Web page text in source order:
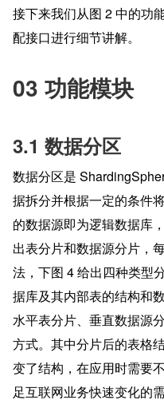
接下来我们从图 2 中的功
配接口进行细节讲解。
03 功能模块
3.1 数据分区
数据分区是
据拆分并根据一定的条件
的数据源即为逻辑数据库
出表分片和数据源分片，
法，下图 4 给出四种类型
据库及其内部表的结构和
水平表分片、垂直数据源
方式。其中分片后的表格
变了结构，在应用时需要
足互联网业务快速变化的